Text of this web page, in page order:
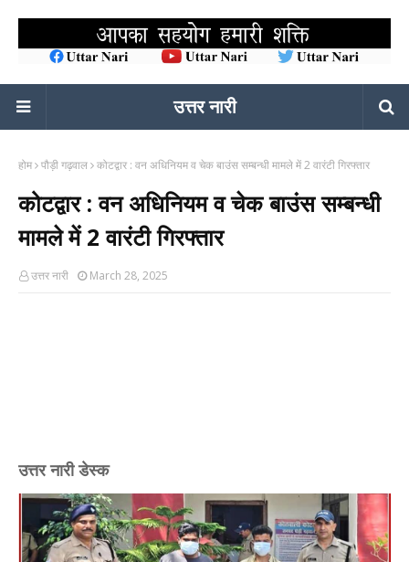
उत्तर नारी
होम पौड़ी गढ़वाल कोटद्वार : वन अधिनियम व चेक बाउंस सम्बन्धी मामले में 2 वारंटी गिरफ्तार
कोटद्वार : वन अधिनियम व चेक बाउंस सम्बन्धी
मामले में 2 वारंटी गिरफ्तार
उत्तर नारी March 28, 2025
उत्तर नारी डेस्क